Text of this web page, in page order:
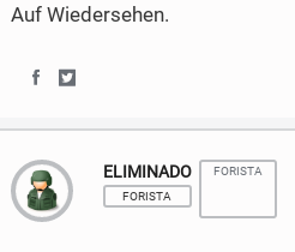
Auf Wiedersehen.
a
r
a
r
ELIMINADO
FORISTA
FORISTA